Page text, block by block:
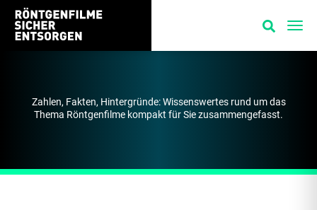
Wissen
Zahlen, Fakten, Hintergründe: Wissenswertes rund um das
Thema Röntgenfilme kompakt für Sie zusammengefasst.